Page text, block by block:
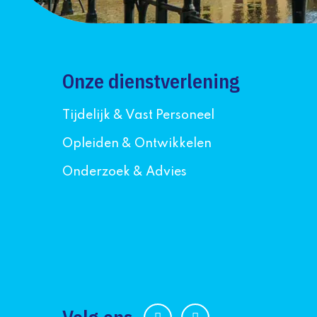
Onze dienstverlening
Tijdelijk & Vast Personeel
Opleiden & Ontwikkelen
Onderzoek & Advies